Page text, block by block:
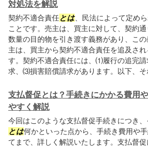
対処法を解説
契約不適合責任とは、民法によって定め
ことです。売主は、買主に対して、契約通
数量の目的物を引き渡す義務があり、こ
主は、買主から契約不適合責任を追及さ
す。契約不適合責任には、⑴履行の追完
求、⑶損害賠償請求があります。以下、そ
支払督促とは？手続きにかかる費用
やすく解説
今回はこのような支払督促手続きにつき
とは何かといった点から、手続き費用や
てまで、詳しく解説いたします。支払督